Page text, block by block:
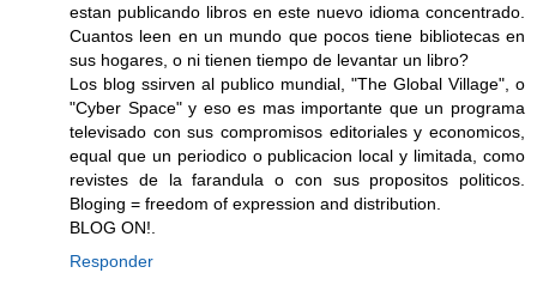
estan publicando libros en este nuevo idioma concentrado.
Cuantos leen en un mundo que pocos tiene bibliotecas en
sus hogares, o ni tienen tiempo de levantar un libro?
Los blog ssirven al publico mundial, "The Global Village", o
"Cyber Space" y eso es mas importante que un programa
televisado con sus compromisos editoriales y economicos,
equal que un periodico o publicacion local y limitada, como
revistes de la farandula o con sus propositos politicos.
Bloging = freedom of expression and distribution.
BLOG ON!.
Responder